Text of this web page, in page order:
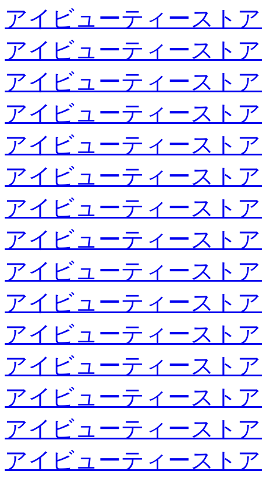
アイビューティースト
アイビューティースト
アイビューティースト
アイビューティースト
アイビューティースト
アイビューティースト
アイビューティースト
アイビューティースト
アイビューティースト
アイビューティースト
アイビューティースト
アイビューティースト
アイビューティースト
アイビューティースト
アイビューティースト